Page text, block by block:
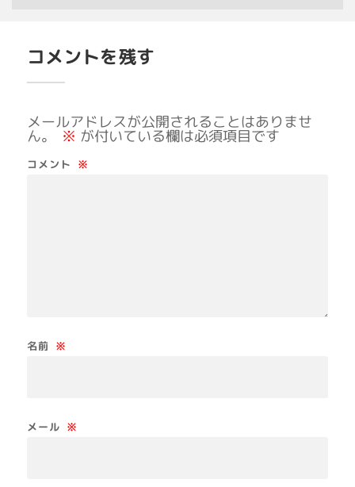
コメントを残す
メールアドレスが公開されることはありませ
ん。 ※ が付いている欄は必須項目です
コメント ※
名前 ※
メール ※